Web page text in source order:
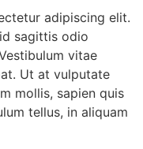
adipiscing elit.
sagittis odio
vitae
Ut at vulputate
mollis, sapien quis
tellus, in aliquam